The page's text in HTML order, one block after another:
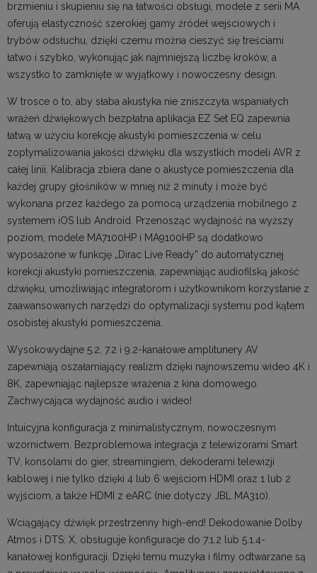
brzmieniu i skupieniu się na łatwości obsługi, modele z serii MA
oferują elastyczność szerokiej gamy źródeł wejściowych i
trybów odsłuchu, dzięki czemu można cieszyć się treściami
łatwo i szybko, wykonując jak najmniejszą liczbę kroków, a
wszystko to zamknięte w wyjątkowy i nowoczesny design.
W trosce o to, aby słaba akustyka nie zniszczyła wspaniałych
wrażeń dźwiękowych bezpłatna aplikacja EZ Set EQ zapewnia
łatwą w użyciu korekcję akustyki pomieszczenia w celu
zoptymalizowania jakości dźwięku dla wszystkich modeli AVR z
całej linii. Kalibracja zbiera dane o akustyce pomieszczenia dla
każdej grupy głośników w mniej niż 2 minuty i może być
wykonana przez każdego za pomocą urządzenia mobilnego z
systemem iOS lub Android. Przenosząc wydajność na wyższy
poziom, modele MA7100HP i MA9100HP są dodatkowo
wyposażone w funkcję „Dirac Live Ready” do automatycznej
korekcji akustyki pomieszczenia, zapewniając audiofilską jakość
dźwięku, umożliwiając integratorom i użytkownikom korzystanie z
zaawansowanych narzędzi do optymalizacji systemu pod kątem
osobistej akustyki pomieszczenia.
Wysokowydajne 5.2, 7.2 i 9.2-kanałowe amplitunery AV
zapewniają oszałamiający realizm dzięki najnowszemu wideo 4K i
8K, zapewniając najlepsze wrażenia z kina domowego.
Zachwycająca wydajność audio i wideo!
Intuicyjna konfiguracja z minimalistycznym, nowoczesnym
wzornictwem. Bezproblemowa integracja z telewizorami Smart
TV, konsolami do gier, streamingiem, dekoderami telewizji
kablowej i nie tylko dzięki 4 lub 6 wejściom HDMI oraz 1 lub 2
wyjściom, a także HDMI z eARC (nie dotyczy JBL MA310).
Wciągający dźwięk przestrzenny high-end! Dekodowanie Dolby
Atmos i DTS: X, obsługuje konfiguracje do 7.1.2 lub 5.1.4-
kanałowej konfiguracji. Dzięki temu muzyka i filmy odtwarzane są